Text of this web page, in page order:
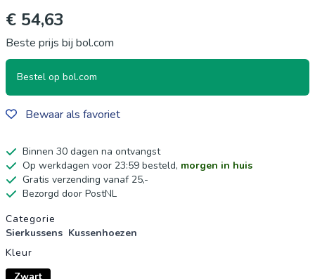
€ 54,63
Beste prijs bij bol.com
Bestel op bol.com
Bewaar als favoriet
Binnen 30 dagen na ontvangst
Op werkdagen voor 23:59 besteld, morgen in huis
Gratis verzending vanaf 25,-
Bezorgd door PostNL
Productgegevens
Categorie
Sierkussens Kussenhoezen
Kleur